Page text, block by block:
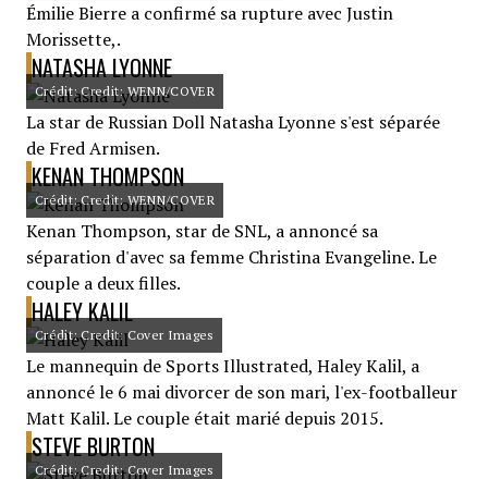
Émilie Bierre a confirmé sa rupture avec Justin
Morissette,.
NATASHA LYONNE
Crédit: Credit: WENN/COVER
La star de Russian Doll Natasha Lyonne s'est séparée
de Fred Armisen.
KENAN THOMPSON
Crédit: Credit: WENN/COVER
Kenan Thompson, star de SNL, a annoncé sa
séparation d'avec sa femme Christina Evangeline. Le
couple a deux filles.
HALEY KALIL
Crédit: Credit: Cover Images
Le mannequin de Sports Illustrated, Haley Kalil, a
annoncé le 6 mai divorcer de son mari, l'ex-footballeur
Matt Kalil. Le couple était marié depuis 2015.
STEVE BURTON
Crédit: Credit: Cover Images